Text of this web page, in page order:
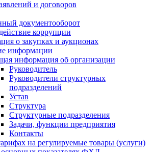
и договоров
документооборот
коррупции
о закупках и аукционах
информации
информация об организации
Руководитель
Руководители структурных
подразделений
Устав
Структура
Структурные подразделения
Задачи, функции предприятия
Контакты
на регулируемые товары (услуги)